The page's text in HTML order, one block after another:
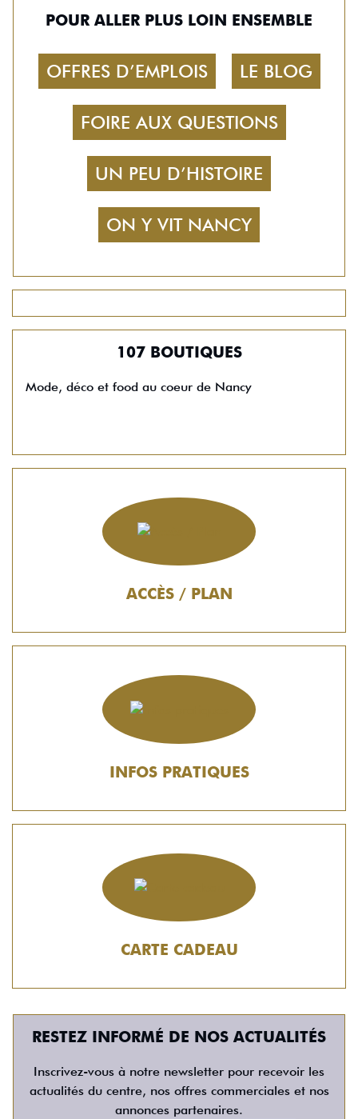
POUR ALLER PLUS LOIN ENSEMBLE
OFFRES D’EMPLOIS LE BLOG
FOIRE AUX QUESTIONS
UN PEU D’HISTOIRE
ON Y VIT NANCY
107 BOUTIQUES
Mode, déco et food au coeur de Nancy
ACCÈS / PLAN
INFOS PRATIQUES
CARTE CADEAU
RESTEZ INFORMÉ DE NOS ACTUALITÉS
Inscrivez-vous à notre newsletter pour recevoir les
actualités du centre, nos offres commerciales et nos
annonces partenaires.